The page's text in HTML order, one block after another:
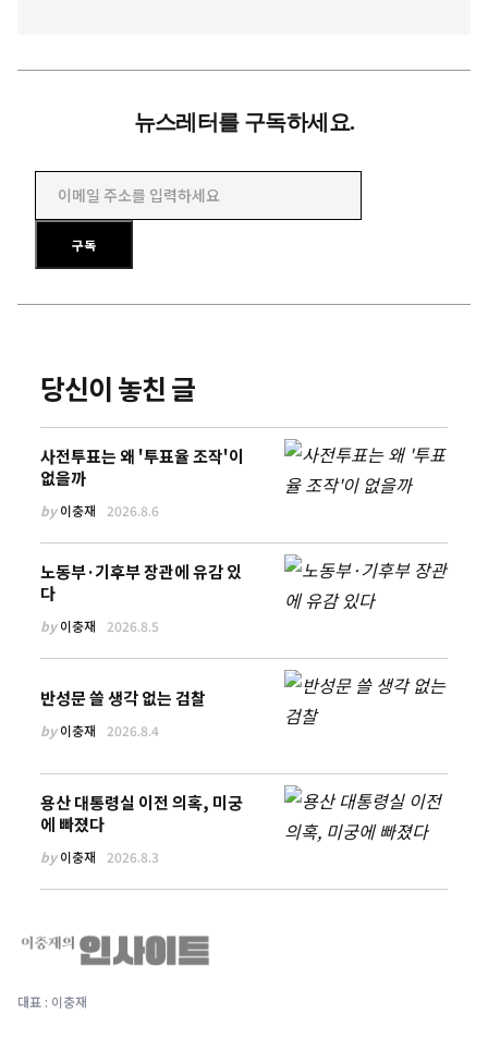
뉴스레터를 구독하세요.
이메일 주소를 입력하세요
구독
당신이 놓친 글
사전투표는 왜 '투표율 조작'이
없을까
by이충재 2026.8.6
노동부·기후부 장관에 유감 있
다
by이충재 2026.8.5
반성문 쓸 생각 없는 검찰
by이충재 2026.8.4
용산 대통령실 이전 의혹, 미궁
에 빠졌다
by이충재 2026.8.3
대표 : 이충재